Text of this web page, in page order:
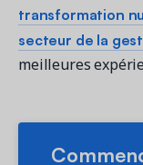
transformation
secteur de la
meilleures